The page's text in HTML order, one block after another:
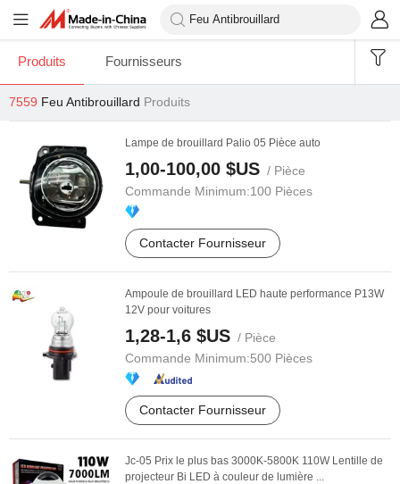
Produits Fournisseurs
7559 Feu Antibrouillard Produits
Lampe de brouillard Palio 05 Pièce auto
1,00-100,00 $US / Pièce
Commande Minimum:100 Pièces
Contacter Fournisseur
Ampoule de brouillard LED haute performance P13W
12V pour voitures
1,28-1,6 $US / Pièce
Commande Minimum:500 Pièces
Contacter Fournisseur
Jc-05 Prix le plus bas 3000K-5800K 110W Lentille de
projecteur Bi LED à couleur de lumière ...